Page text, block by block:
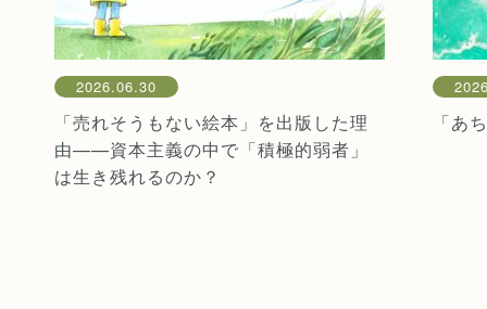
2026.06.30
「売れそうもない絵本」を出版した理
由——資本主義の中で「積極的弱者」
は生き残れるのか？
「あ